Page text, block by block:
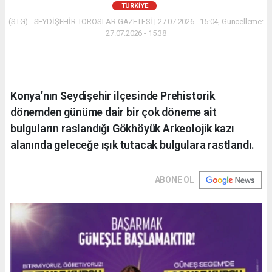
TÜRKIYE
(STG) - SEYDİŞEHİR TOROSLAR GAZETESİ | 27.07.2026 - 15:04, Güncelleme:
27.07.2026 - 15:38
Konya’nın Seydişehir ilçesinde Prehistorik
dönemden günüme dair bir çok döneme ait
bulguların raslandığı Gökhöyük Arkeolojik kazı
alanında geleceğe ışık tutacak bulgulara rastlandı.
ABONE OL